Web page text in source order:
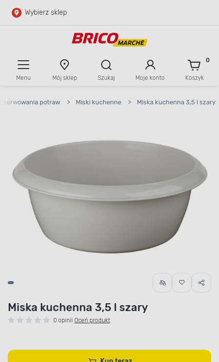
Przejdź do głównej zawartości
Wybierz sklep
Menu Mój sklep Szukaj Moje konto Koszyk
0
serwowania potraw > Miski kuchenne > Miska kuchenna 3,5 l szary
Miska kuchenna 3,5 l szary
0 opinii Oceń produkt